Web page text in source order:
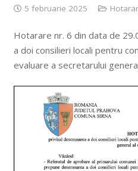
5 februarie 2025
Hotarare nr. 6 din data de
a doi consilieri locali pentru
evaluare a secretarului